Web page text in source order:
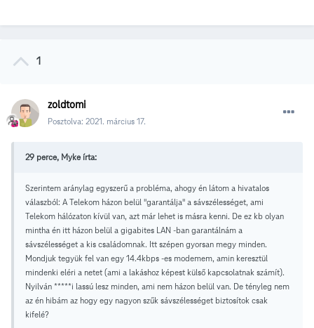
1
zoldtomi
Posztolva: 2021. március 17.
29 perce, Myke írta:
Szerintem aránylag egyszerű a probléma, ahogy én látom a hivatalos
válaszból: A Telekom házon belül "garantálja" a sávszélességet, ami
Telekom hálózaton kívül van, azt már lehet is másra kenni. De ez kb olyan
mintha én itt házon belül a gigabites LAN -ban garantálnám a
sávszélességet a kis családomnak. Itt szépen gyorsan megy minden.
Mondjuk tegyük fel van egy 14.4kbps -es modemem, amin keresztül
mindenki eléri a netet (ami a lakáshoz képest külső kapcsolatnak számít).
Nyilván *****i lassú lesz minden, ami nem házon belül van. De tényleg nem
az én hibám az hogy egy nagyon szűk sávszélességet biztosítok csak
kifelé?